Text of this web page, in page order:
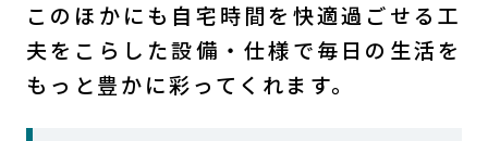
このほかにも自宅時間を快適過ごせる工
夫をこらした設備・仕様で毎日の生活を
もっと豊かに彩ってくれます。